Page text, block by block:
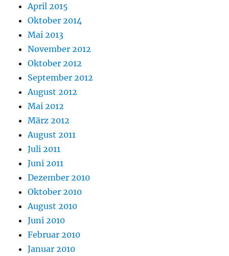
April 2015
Oktober 2014
Mai 2013
November 2012
Oktober 2012
September 2012
August 2012
Mai 2012
März 2012
August 2011
Juli 2011
Juni 2011
Dezember 2010
Oktober 2010
August 2010
Juni 2010
Februar 2010
Januar 2010